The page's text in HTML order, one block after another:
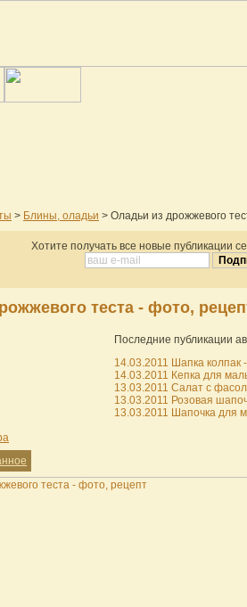
> Блины, оладьи > Оладьи из дрожжевого
Хотите получать все новые публикации
теста - фото,
Последние публикации
14.03.2011 Шапка колпак
14.03.2011 Кепка для
13.03.2011 Салат с
13.03.2011 Розовая
13.03.2011 Шапочка для